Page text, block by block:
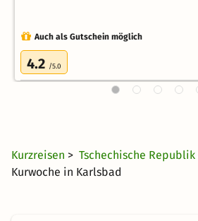
Auch als Gutschein möglich
4.2 /5.0
Kurzreisen > Tschechische Republik
Kurwoche in Karlsbad